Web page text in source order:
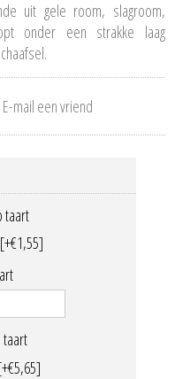
uit gele room, slagroom,
onder een strakke laag
taart
taart